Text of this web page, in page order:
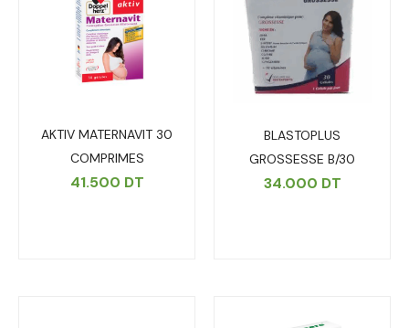
AKTIV MATERNAVIT 30
COMPRIMES
41.500 DT
BLASTOPLUS
GROSSESSE B/30
34.000 DT